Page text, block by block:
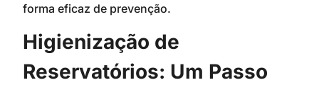
forma eficaz de prevenção.
Higienização de
Reservatórios: Um Passo